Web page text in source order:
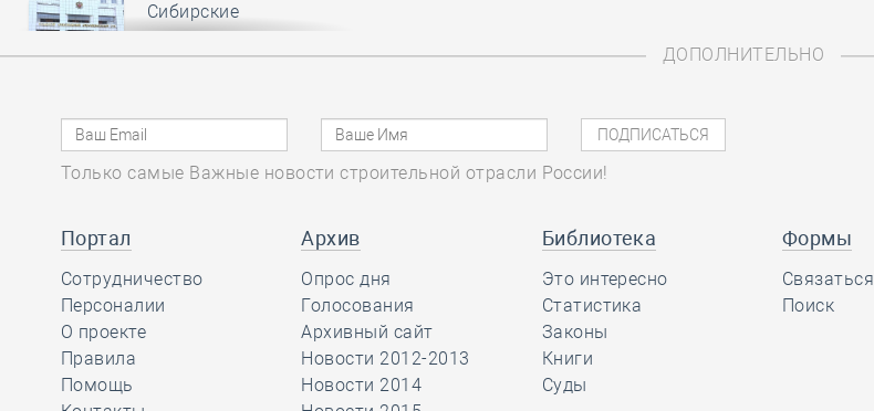
Сибирские
саморегуляторы
понесли
авансы, неотработанные
обанкротившимся членом СРО
В Минстрое России
обсудили
предложения по
повышению энергоэффективности
многоквартирных домов
ДОПОЛНИТЕЛЬНО
Только самые Важные новости строительной отрасли России!
Портал
Сотрудничество
Персоналии
О проекте
Правила
Помощь
Архив
Опрос дня
Голосования
Архивный сайт
Новости 2012-2013
Новости 2014
Библиотека
Это интересно
Статистика
Законы
Книги
Суды
Формы
Связаться
Поиск